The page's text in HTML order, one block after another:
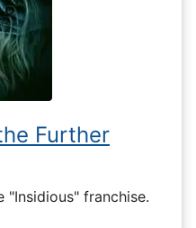
Further
"Insidious" franchise.